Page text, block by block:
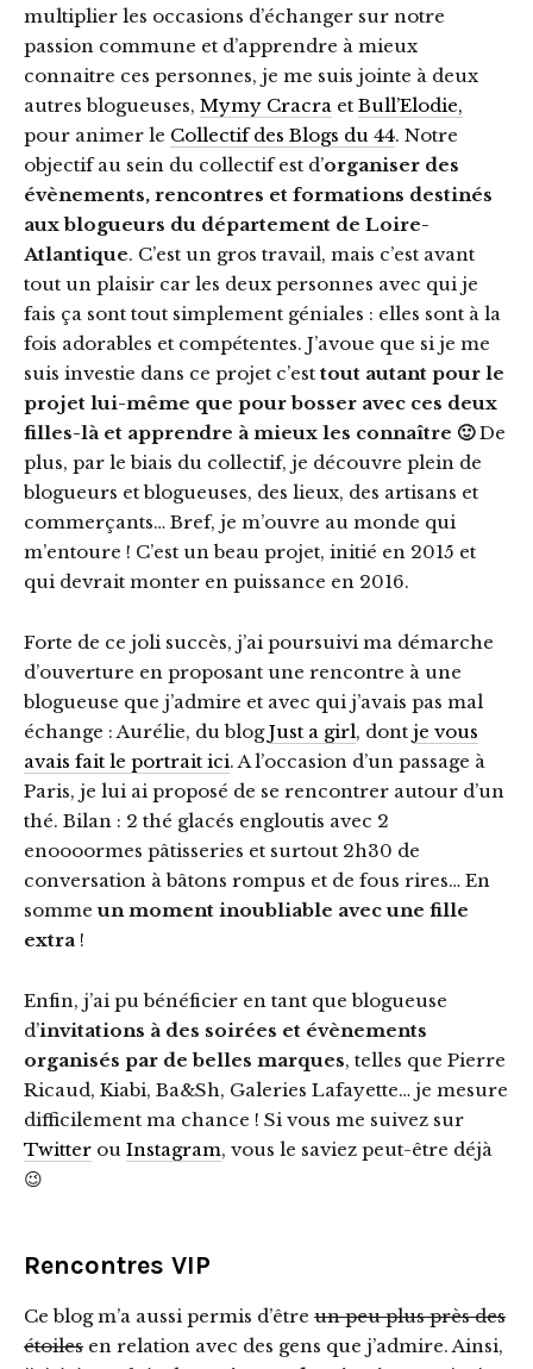
multiplier les occasions d’échanger sur notre
passion commune et d’apprendre à mieux
connaitre ces personnes, je me suis jointe à deux
autres blogueuses, Mymy Cracra et Bull’Elodie,
pour animer le Collectif des Blogs du 44. Notre
objectif au sein du collectif est d’organiser des
évènements, rencontres et formations destinés
aux blogueurs du département de Loire-
Atlantique. C’est un gros travail, mais c’est avant
tout un plaisir car les deux personnes avec qui je
fais ça sont tout simplement géniales : elles sont à la
fois adorables et compétentes. J’avoue que si je me
suis investie dans ce projet c’est tout autant pour le
projet lui-même que pour bosser avec ces deux
filles-là et apprendre à mieux les connaître 🙂De
plus, par le biais du collectif, je découvre plein de
blogueurs et blogueuses, des lieux, des artisans et
commerçants… Bref, je m’ouvre au monde qui
m’entoure ! C’est un beau projet, initié en 2015 et
qui devrait monter en puissance en 2016.
Forte de ce joli succès, j’ai poursuivi ma démarche
d’ouverture en proposant une rencontre à une
blogueuse que j’admire et avec qui j’avais pas mal
échange : Aurélie, du blogJust a girl, dont je vous
avais fait le portrait ici. A l’occasion d’un passage à
Paris, je lui ai proposé de se rencontrer autour d’un
thé. Bilan : 2 thé glacés engloutis avec 2
enoooormes pâtisseries et surtout 2h30 de
conversation à bâtons rompus et de fous rires… En
sommeun moment inoubliable avec une fille
extra !
Enfin, j’ai pu bénéficier en tant que blogueuse
d’invitations à des soirées et évènements
organisés par de belles marques, telles que Pierre
Ricaud, Kiabi, Ba&Sh, Galeries Lafayette… je mesure
difficilement ma chance ! Si vous me suivez sur
Twitter ou Instagram, vous le saviez peut-être déjà
😉
Rencontres VIP
Ce blog m’a aussi permis d’être un peu plus près des
étoiles en relation avec des gens que j’admire. Ainsi,